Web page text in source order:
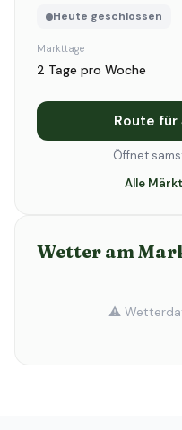
Heute geschlossen
Markttage
2 Tage pro Woche
Route für
Öffnet
Alle
Wetter am
⚠️